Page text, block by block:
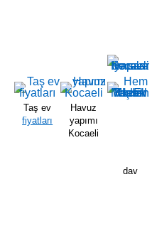
Taş ev
fiyatları
Havuz
yapımı
Kocaeli
dav